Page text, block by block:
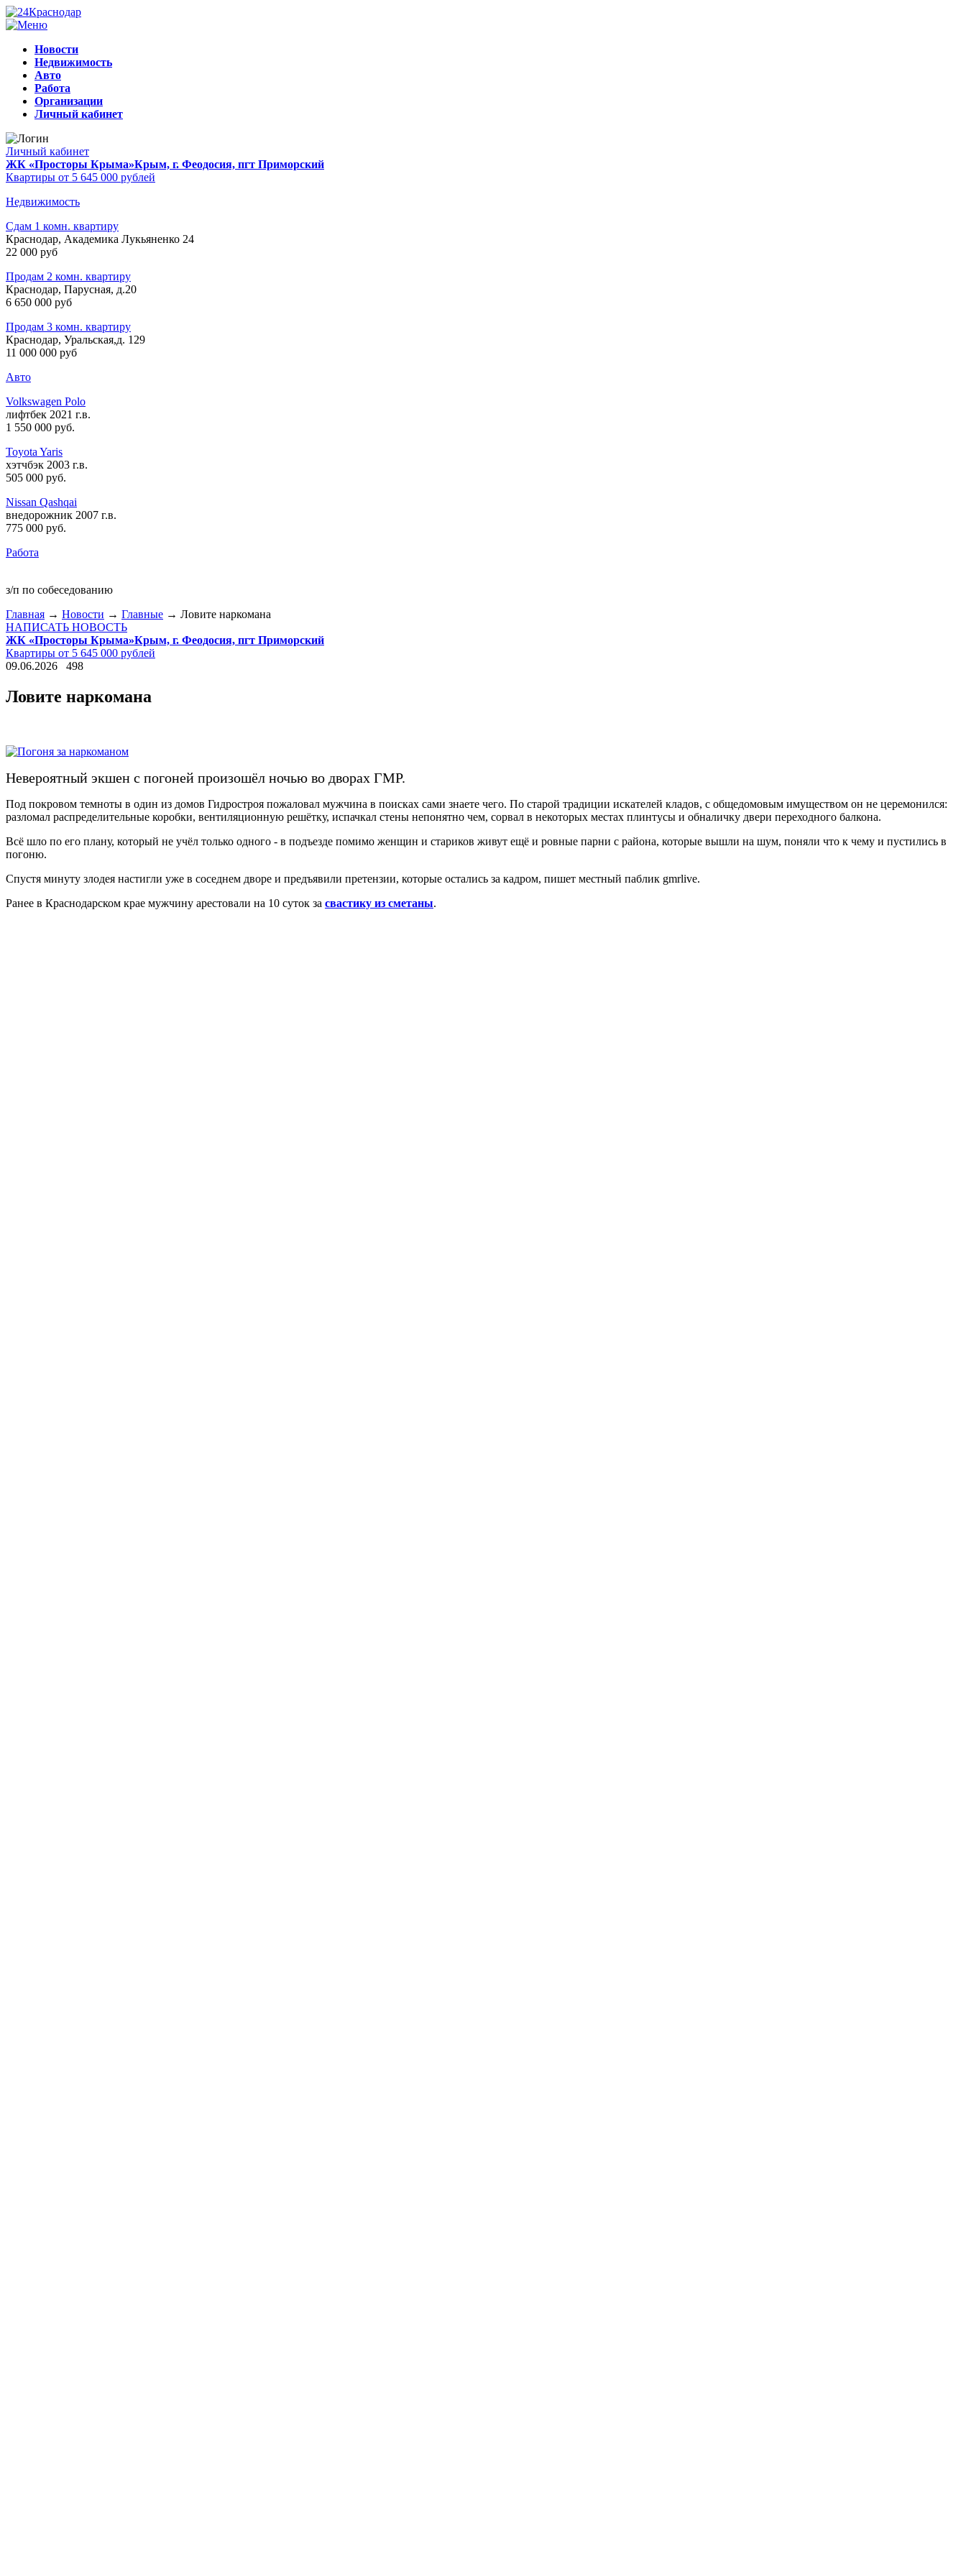
Новости
Недвижимость
Авто
Работа
Организации
Личный кабинет
Личный кабинет
ЖК «Просторы Крыма»Крым, г. Феодосия, пгт Приморский
Квартиры от 5 645 000 рублей
Недвижимость
Сдам 1 комн. квартиру
Краснодар, Академика Лукьяненко 24
22 000 руб
Продам 2 комн. квартиру
Краснодар, Парусная, д.20
6 650 000 руб
Продам 3 комн. квартиру
Краснодар, Уральская,д. 129
11 000 000 руб
Авто
Volkswagen Polo
лифтбек 2021 г.в.
1 550 000 руб.
Toyota Yaris
хэтчбэк 2003 г.в.
505 000 руб.
Nissan Qashqai
внедорожник 2007 г.в.
775 000 руб.
Работа
з/п по собеседованию
Главная → Новости → Главные → Ловите наркомана
НАПИСАТЬ НОВОСТЬ
ЖК «Просторы Крыма»Крым, г. Феодосия, пгт Приморский
Квартиры от 5 645 000 рублей
09.06.2026
498
Ловите наркомана
Невероятный экшен с погоней произошёл ночью во дворах ГМР.
Под покровом темноты в один из домов Гидростроя пожаловал мужчина в поисках сами знаете чего. По старой традиции искателей кладов, с общедомовым имуществом он не церемонился:
разломал распределительные коробки, вентиляционную решётку, испачкал стены непонятно чем, сорвал в некоторых местах плинтусы и обналичку двери переходного балкона.
Всё шло по его плану, который не учёл только одного - в подъезде помимо женщин и стариков живут ещё и ровные парни с района, которые вышли на шум, поняли что к чему и пустились в
погоню.
Спустя минуту злодея настигли уже в соседнем дворе и предъявили претензии, которые остались за кадром, пишет местный паблик gmrlive.
Ранее в Краснодарском крае мужчину арестовали на 10 суток за свастику из сметаны.